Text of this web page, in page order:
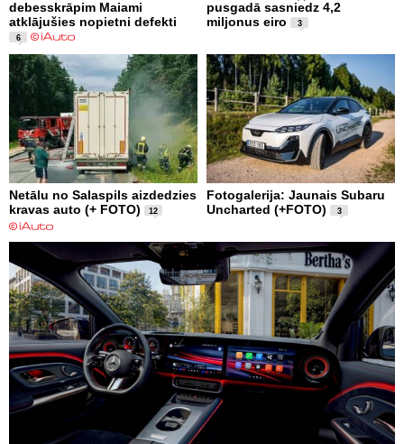
debesskrāpim Maiami
atklājušies nopietni defekti
6
pusgadā sasniedz 4,2
miljonus eiro
3
Netālu no Salaspils aizdedzies
kravas auto (+ FOTO)
12
Fotogalerija: Jaunais Subaru
Uncharted (+FOTO)
3